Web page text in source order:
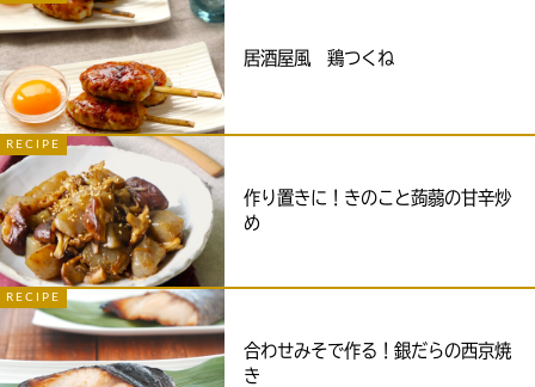
居酒屋風 鶏つくね
RECIPE
作り置きに！きのこと蒟蒻の甘辛炒
め
RECIPE
合わせみそで作る！銀だらの西京焼
き